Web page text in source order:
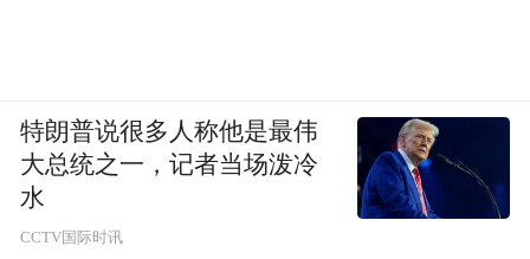
特朗普说很多人称他是最伟
大总统之一，记者当场泼冷
水
CCTV国际时讯